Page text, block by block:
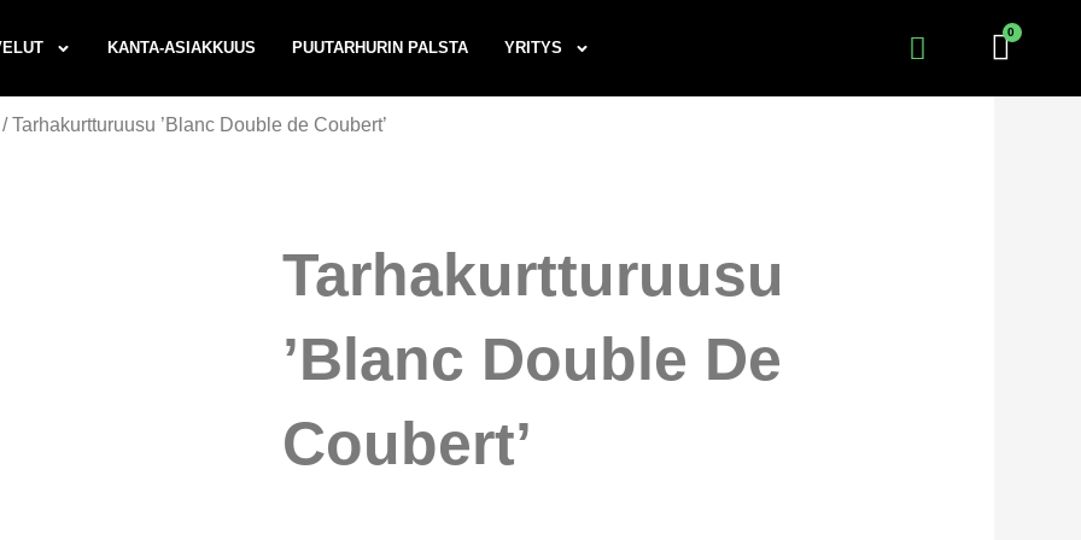
KANTA-ASIAKKUUS PUUTARHURIN PALSTA YRITYS
Tarhakurtturuusu ’Blanc Double de Coubert’
Tarhakurtturuusu
’Blanc Double De
Coubert’